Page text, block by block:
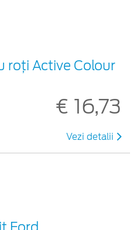
roți Active Colour
€ 16,73
Vezi detalii
Ford